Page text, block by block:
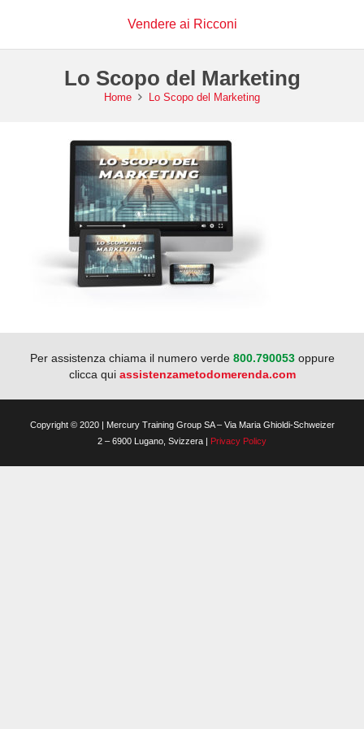
Vendere ai Ricconi
Lo Scopo del Marketing
Home Lo Scopo del Marketing
Per assistenza chiama il numero verde 800.790053 oppure
clicca qui assistenzametodomerenda.com
Copyright © 2020 | Mercury Training Group SA – Via Maria Ghioldi-Schweizer
2 – 6900 Lugano, Svizzera | Privacy Policy